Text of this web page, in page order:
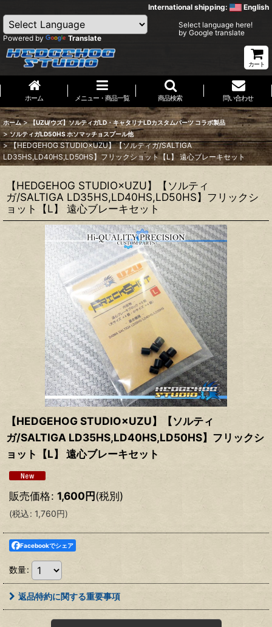
International shipping: English
Powered by Translate
Select language here!
by Google translate
カート
ホーム メニュー・商品一覧 商品検索 問い合わせ
ホーム > 【UZU/ウズ】ソルティガLD・キャタリナLDカスタムパーツ コラボ製品
> ソルティガLD50HS ホソマッチョスプール他
> 【HEDGEHOG STUDIO×UZU】【ソルティガ/SALTIGA
LD35HS,LD40HS,LD50HS】フリックショット【L】 遠心ブレーキセット
【HEDGEHOG STUDIO×UZU】【ソルティ
ガ/SALTIGA LD35HS,LD40HS,LD50HS】フリックシ
ョット【L】 遠心ブレーキセット
【HEDGEHOG STUDIO×UZU】【ソルティ
ガ/SALTIGA LD35HS,LD40HS,LD50HS】フリックシ
ョット【L】 遠心ブレーキセット
販売価格: 1,600円(税別)
(税込: 1,760円)
Facebookでシェア
数量:
返品特約に関する重要事項